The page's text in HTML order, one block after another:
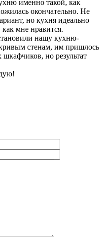
именно такой, как
окончательно. Не
но кухня идеально
мне нравится.
нашу кухню-
стенам, им пришлось
но результат